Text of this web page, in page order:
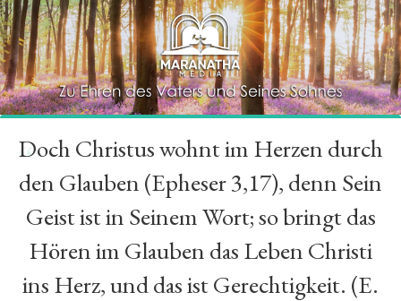
“
Doch Christus wohnt im Herzen durch
den Glauben (Epheser 3,17), denn Sein
Geist ist in Seinem Wort; so bringt das
Hören im Glauben das Leben Christi
ins Herz, und das ist Gerechtigkeit. (E.